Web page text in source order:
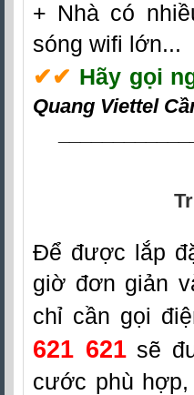
+ Nhà có
sóng wifi lớn...
✔✔ Hãy gọi
Quang Viettel
Để được lắp
giờ đơn giản
chỉ cần gọi
621 621sẽ
cước phù